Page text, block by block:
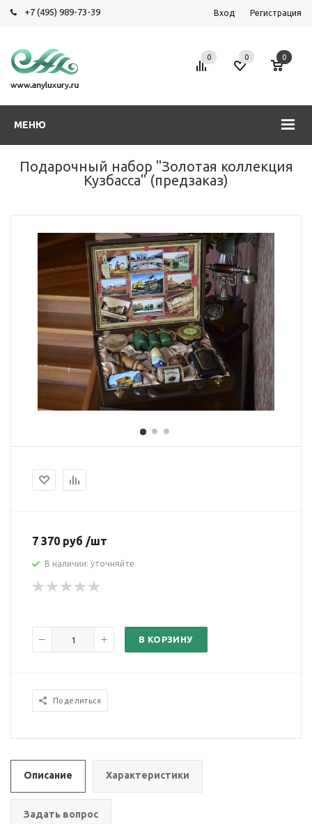
+7 (495) 989-73-39 Вход Регистрация
МЕНЮ
0 0 0
Подарочный набор "Золотая коллекция
Кузбасса" (предзаказ)
7 370 руб /шт
В наличии: уточняйте
В КОРЗИНУ
Поделиться
Описание Характеристики
Задать вопрос